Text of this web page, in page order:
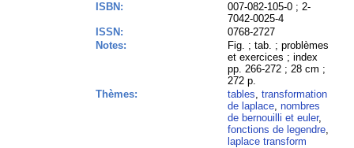
ISBN:
007-082-105-0 ; 2-
7042-0025-4
ISSN:
0768-2727
Notes:
Fig. ; tab. ; problèmes
et exercices ; index
pp. 266-272 ; 28 cm ;
272 p.
Thèmes:
tables,transformation
de laplace,nombres
de bernouilli et euler,
fonctions de legendre,
laplace transform